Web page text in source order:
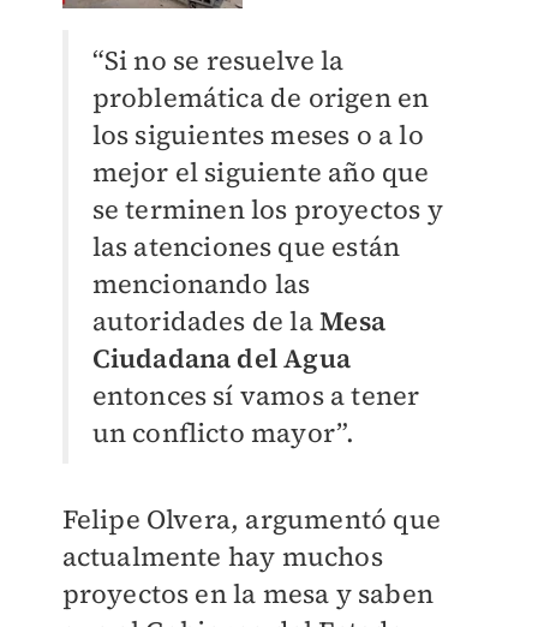
“Si no se resuelve la
problemática de origen en
los siguientes meses o a lo
mejor el siguiente año que
se terminen los proyectos y
las atenciones que están
mencionando las
autoridades de laMesa
Ciudadana del Agua
entonces sí vamos a tener
un conflicto mayor”.
Felipe Olvera, argumentó que
actualmente hay muchos
proyectos en la mesa y saben